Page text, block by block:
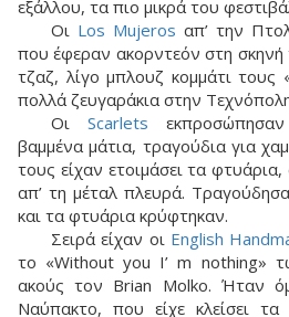
εξάλλου, τα πιο μικρά του
Οι Los Mujeros απ’ την
που έφεραν ακορντεόν στη σκηνή
τζαζ, λίγο μπλουζ κομμάτι τους
πολλά ζευγαράκια στην
ΟιScarlets
βαμμένα μάτια, τραγούδια για
τους είχαν ετοιμάσει τα
απ’ τη μέταλ πλευρά.
και τα φτυάρια κρύφτηκαν.
Σειρά είχαν οι English
το «Without you I’ m nothing»
ακούς τον Brian Molko. Ήταν
Ναύπακτο, που είχε κλείσει τα